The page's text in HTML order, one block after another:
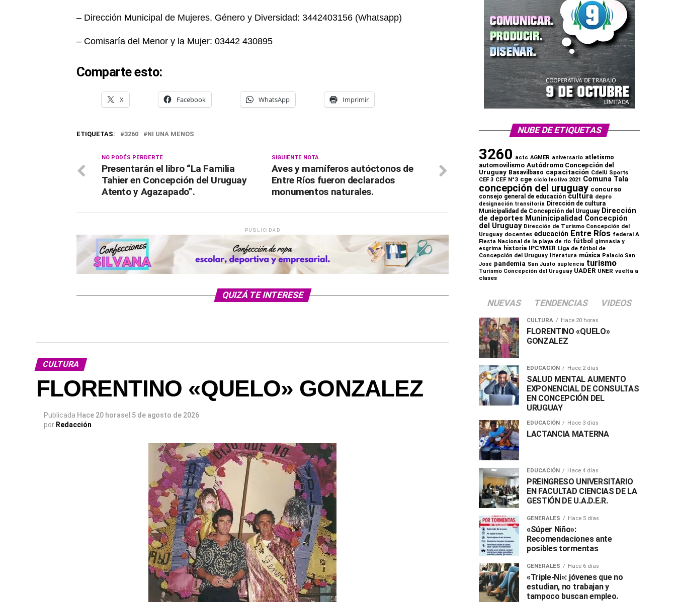
– Dirección Municipal de Mujeres, Género y Diversidad: 3442403156 (Whatsapp)
– Comisaría del Menor y la Mujer: 03442 430895
Comparte esto:
X Facebook WhatsApp Imprimir
ETIQUETAS: 3260 NI UNA MENOS
SIGUIENTE NOTA
Aves y mamíferos autóctonos de
Entre Ríos fueron declarados
monumentos naturales.
NO PODÉS PERDERTE
Presentarán el libro “La Familia
Tahier en Concepción del Uruguay
Atento y Agazapado”.
PUBLICIDAD
QUIZÁ TE INTERESE
CULTURA
FLORENTINO «QUELO» GONZALEZ
Publicada Hace 20 horasel 5 de agosto de 2026
por Redacción
NUBE DE ETIQUETAS
3260 actc AGMER aniversario atletismo
automovilismo Autódromo Concepción del
Uruguay Basavilbaso capacitación CdelU Sports
CEF 3 CEF N°3 cge ciclo lectivo 2021 Comuna Tala
concepción del uruguay concurso
consejo general de educación cultura depro
designación transitoria Dirección de cultura
Municipalidad de Concepción del Uruguay Dirección
de deportes Muninicipalidad Concecpión
del Uruguay Dirección de Turismo Concepción del
Uruguay docentes educación Entre Ríos federal A
Fiesta Nacional de la playa de rio fútbol
gimnasia y
esgrima historia IPCYMER Liga de fútbol de
Concepción del Uruguay
literatura música Palacio San
José pandemia San Justo suplencia turismo
Turismo Concepción del Uruguay UADER UNER vuelta a
clases
NUEVAS TENDENCIAS VIDEOS
CULTURA Hace 20 horas
FLORENTINO «QUELO»
GONZALEZ
EDUCACIÓN Hace 2 días
SALUD MENTAL AUMENTO
EXPONENCIAL DE CONSULTAS
EN CONCEPCIÓN DEL
URUGUAY
EDUCACIÓN Hace 3 días
LACTANCIA MATERNA
EDUCACIÓN Hace 4 días
PREINGRESO UNIVERSITARIO
EN FACULTAD CIENCIAS DE LA
GESTIÓN DE U.A.D.E.R.
GENERALES Hace 5 días
«Súper Niño»:
Recomendaciones ante
posibles tormentas
GENERALES Hace 6 días
«Triple-Ni»: jóvenes que no
estudian, no trabajan y
tampoco buscan empleo.